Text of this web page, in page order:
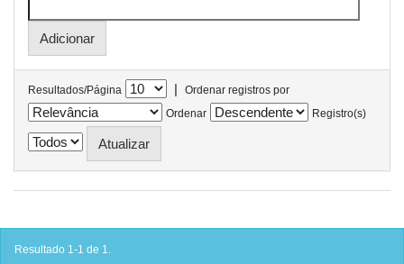
Resultados/Página |
Ordenar registros por
Ordenar
Registro(s)
Resultado 1-1 de 1.